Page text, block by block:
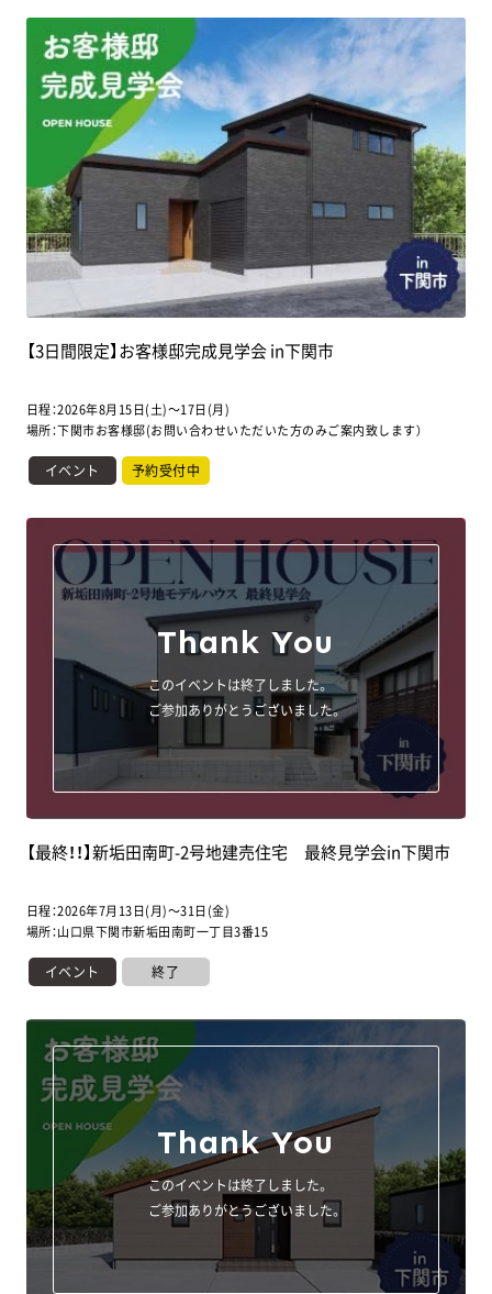
【3日間限定】お客様邸完成見学会 in下関市
日程：2026年8月15日(土)～17日(月)
場所：下関市お客様邸(お問い合わせいただいた方のみご案内致します）
イベント 予約受付中
Thank You
このイベントは終了しました。
ご参加ありがとうございました。
【最終！！】新垢田南町-2号地建売住宅 最終見学会in下関市
日程：2026年7月13日(月)～31日(金)
場所：山口県下関市新垢田南町一丁目3番15
イベント 終了
Thank You
このイベントは終了しました。
ご参加ありがとうございました。